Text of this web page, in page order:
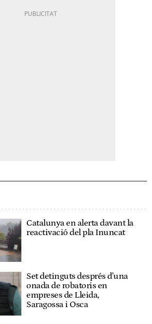
Catalunya en alerta davant la
reactivació del pla Inuncat
Set detinguts després d'una
onada de robatoris en
empreses de Lleida,
Saragossa i Osca